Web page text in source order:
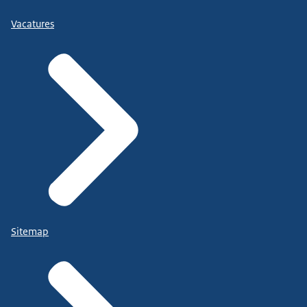
Vacatures
Sitemap